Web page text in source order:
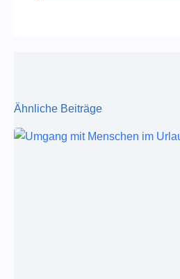
Ähnliche Beiträge